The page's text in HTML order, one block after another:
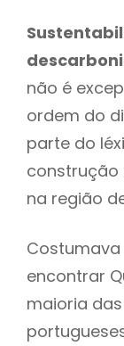
não é
ordem do
parte do
construção
na região
encontrar
maioria